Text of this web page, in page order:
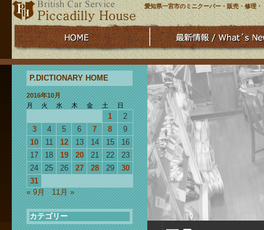
愛知県一宮市のミニクーパー・販売・修理
P.DICTIONARY HOME
2016年10月
月
火 水 木 金 土 日
1
2
3
4 5 6 7 8
9
10
11 12 13 14 15
16
17
18 19 20 21 22
23
24
25 26 27 28 29
30
31
« 9月
11月 »
カテゴリー